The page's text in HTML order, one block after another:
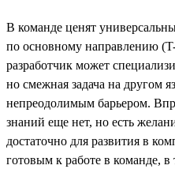
В команде ценят
по основному направлению
разработчик может
но смежная задача на другом
непреодолимым барьером.
знаний еще нет, но есть
достаточно для развития в
готовым к работе в команде, в